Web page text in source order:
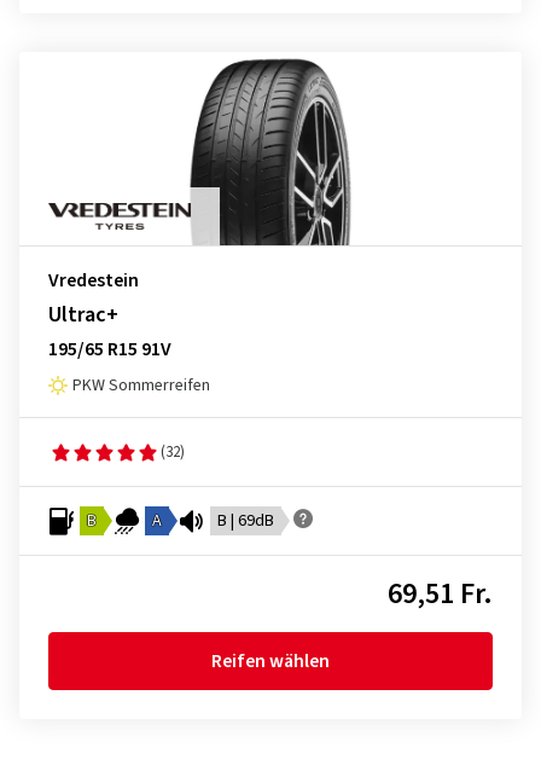
Vredestein
Ultrac+
195/65 R15 91V
PKW Sommerreifen
(32)
B A B | 69dB
69,51 Fr.
Reifen wählen